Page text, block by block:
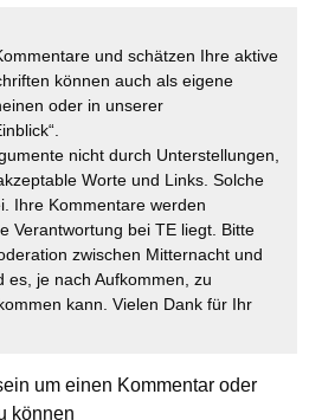
und schätzen Ihre aktive
können auch als eigene
oder in unserer
nicht durch Unterstellungen,
Worte und Links. Solche
Ihre Kommentare werden
Verantwortung bei TE liegt. Bitte
zwischen Mitternacht und
es, je nach Aufkommen, zu
kann. Vielen Dank für Ihr
um einen Kommentar oder
können